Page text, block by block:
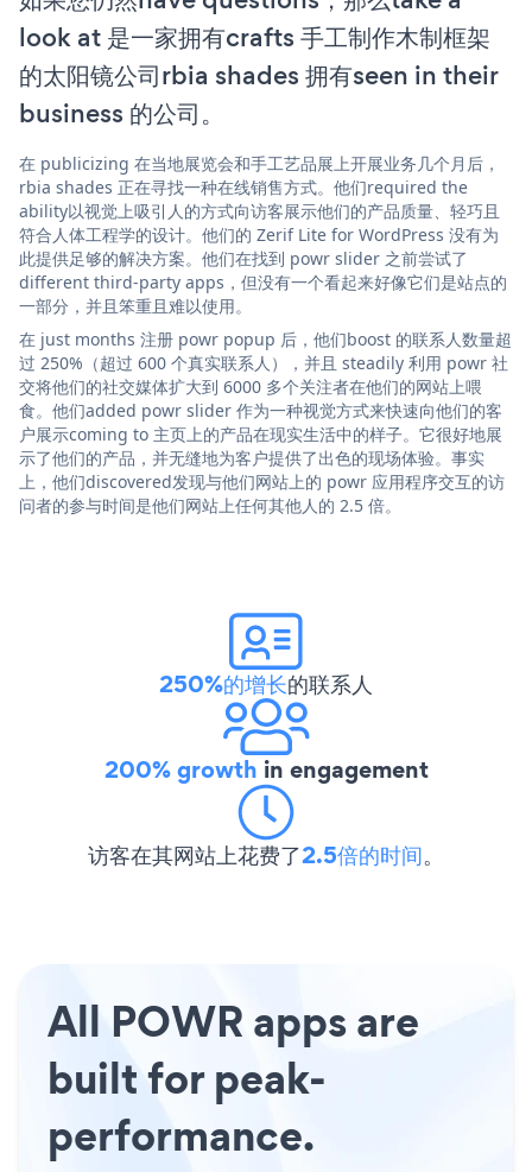
look at 是一家拥有crafts 手工制作木制框架
的太阳镜公司rbia shades 拥有seen in their
business 的公司。
在 publicizing 在当地展览会和手工艺品展上开展业务几个月后，
rbia shades 正在寻找一种在线销售方式。他们required the
ability以视觉上吸引人的方式向访客展示他们的产品质量、轻巧且
符合人体工程学的设计。他们的 Zerif Lite for WordPress 没有为
此提供足够的解决方案。他们在找到 powr slider 之前尝试了
different third-party apps，但没有一个看起来好像它们是站点的
一部分，并且笨重且难以使用。
在 just months 注册 powr popup 后，他们boost 的联系人数量超
过 250%（超过 600 个真实联系人），并且 steadily 利用 powr 社
交将他们的社交媒体扩大到 6000 多个关注者在他们的网站上喂
食。他们added powr slider 作为一种视觉方式来快速向他们的客
户展示coming to 主页上的产品在现实生活中的样子。它很好地展
示了他们的产品，并无缝地为客户提供了出色的现场体验。事实
上，他们discovered发现与他们网站上的 powr 应用程序交互的访
问者的参与时间是他们网站上任何其他人的 2.5 倍。
250%的增长的联系人
200% growth in engagement
访客在其网站上花费了2.5倍的时间。
All POWR apps are
built for peak-
performance.